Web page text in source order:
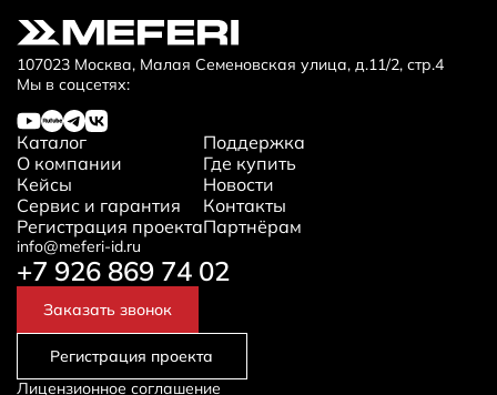
107023 Москва, Малая Семеновская улица, д.11/2, стр.4
Мы в соцсетях:
Каталог
О компании
Кейсы
Сервис и гарантия
Регистрация проекта
Поддержка
Где купить
Новости
Контакты
Партнёрам
info@meferi-id.ru
+7 926 869 74 02
Регистрация проекта
Заказать звонок
Лицензионное соглашение